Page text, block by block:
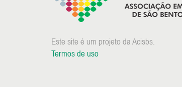
Este site é um projeto da Acisbs.
Termos de uso